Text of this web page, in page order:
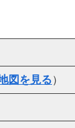
図を見る ）